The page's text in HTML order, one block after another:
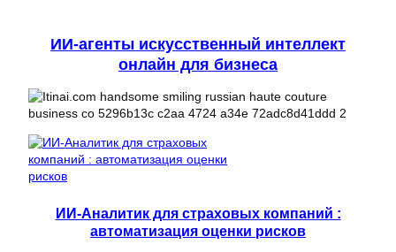
ИИ-агенты искусственный интеллект
онлайн для бизнеса
ИИ-Аналитик для страховых компаний :
автоматизация оценки рисков